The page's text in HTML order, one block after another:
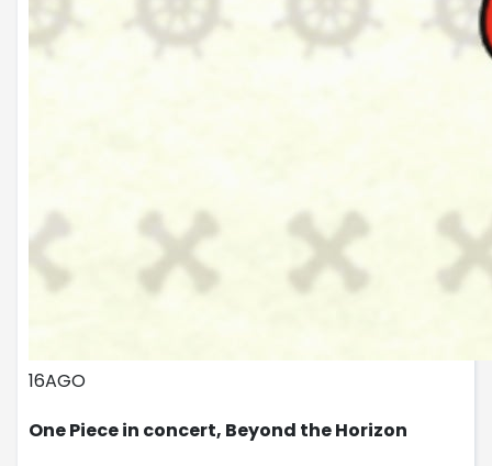
16AGO
One Piece in concert, Beyond the Horizon